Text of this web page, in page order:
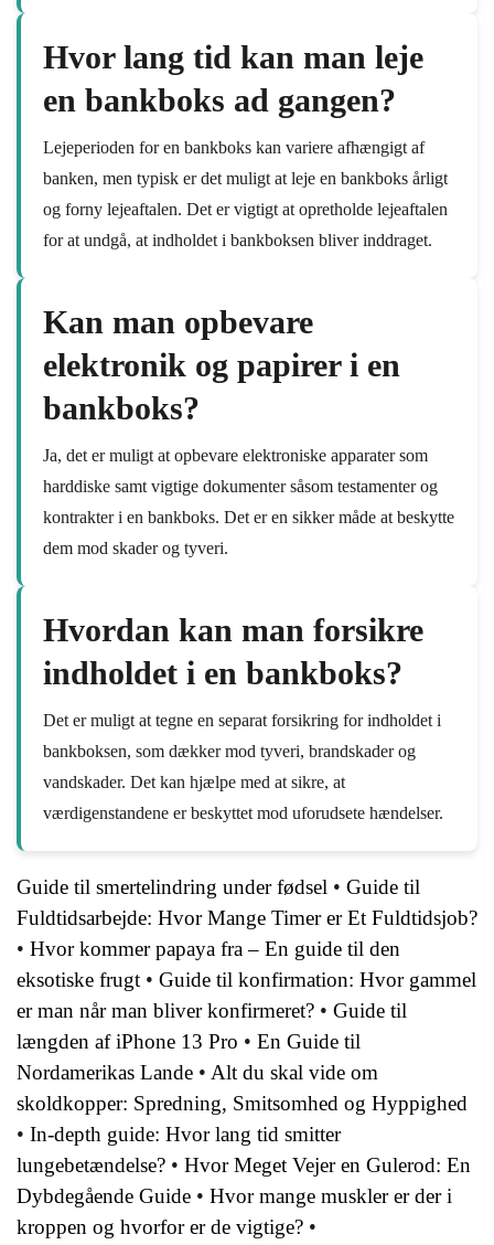
Hvor lang tid kan man leje
en bankboks ad gangen?
Lejeperioden for en bankboks kan variere afhængigt af
banken, men typisk er det muligt at leje en bankboks årligt
og forny lejeaftalen. Det er vigtigt at opretholde lejeaftalen
for at undgå, at indholdet i bankboksen bliver inddraget.
Kan man opbevare
elektronik og papirer i en
bankboks?
Ja, det er muligt at opbevare elektroniske apparater som
harddiske samt vigtige dokumenter såsom testamenter og
kontrakter i en bankboks. Det er en sikker måde at beskytte
dem mod skader og tyveri.
Hvordan kan man forsikre
indholdet i en bankboks?
Det er muligt at tegne en separat forsikring for indholdet i
bankboksen, som dækker mod tyveri, brandskader og
vandskader. Det kan hjælpe med at sikre, at
værdigenstandene er beskyttet mod uforudsete hændelser.
Guide til smertelindring under fødsel • Guide til
Fuldtidsarbejde: Hvor Mange Timer er Et Fuldtidsjob?
• Hvor kommer papaya fra – En guide til den
eksotiske frugt • Guide til konfirmation: Hvor gammel
er man når man bliver konfirmeret? • Guide til
længden af iPhone 13 Pro • En Guide til
Nordamerikas Lande • Alt du skal vide om
skoldkopper: Spredning, Smitsomhed og Hyppighed
• In-depth guide: Hvor lang tid smitter
lungebetændelse? • Hvor Meget Vejer en Gulerod: En
Dybdegående Guide • Hvor mange muskler er der i
kroppen og hvorfor er de vigtige? •